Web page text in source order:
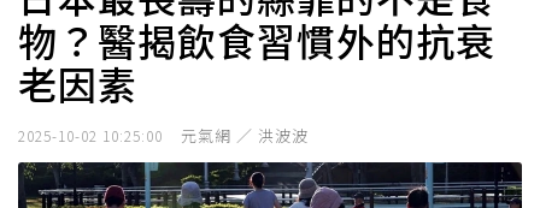
物？醫揭飲食習慣外的抗衰
老因素
2025-10-02 10:25:00 元氣網 ／ 洪波波